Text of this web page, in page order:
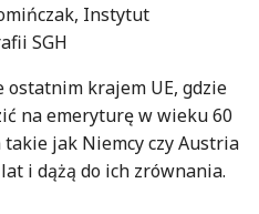
Instytut
SGH
ostatnim krajem UE, gdzie
na emeryturę w wieku 60
jak Niemcy czy Austria
i dążą do ich zrównania.